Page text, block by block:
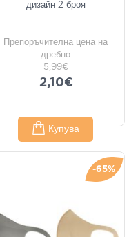
дизайн 2 броя
Препоръчителна цена на
дребно
5,99€
2,10€
Купува
-65%